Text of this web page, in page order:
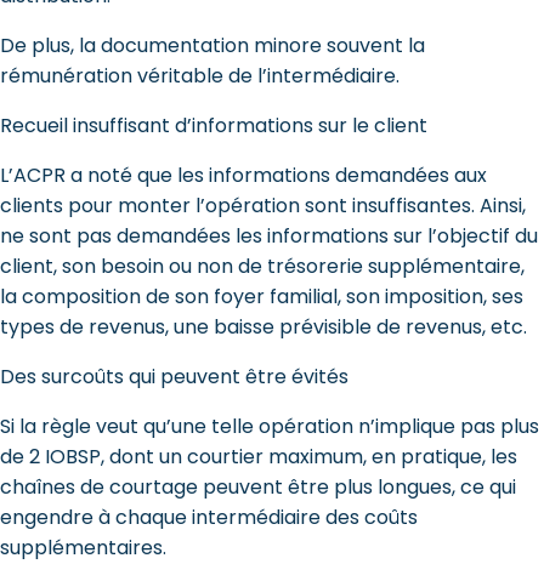
De plus, la documentation minore souvent la
rémunération véritable de l’intermédiaire.
Recueil insuffisant d’informations sur le client
L’ACPR a noté que les informations demandées aux
clients pour monter l’opération sont insuffisantes. Ainsi,
ne sont pas demandées les informations sur l’objectif du
client, son besoin ou non de trésorerie supplémentaire,
la composition de son foyer familial, son imposition, ses
types de revenus, une baisse prévisible de revenus, etc.
Des surcoûts qui peuvent être évités
Si la règle veut qu’une telle opération n’implique pas plus
de 2 IOBSP, dont un courtier maximum, en pratique, les
chaînes de courtage peuvent être plus longues, ce qui
engendre à chaque intermédiaire des coûts
supplémentaires.